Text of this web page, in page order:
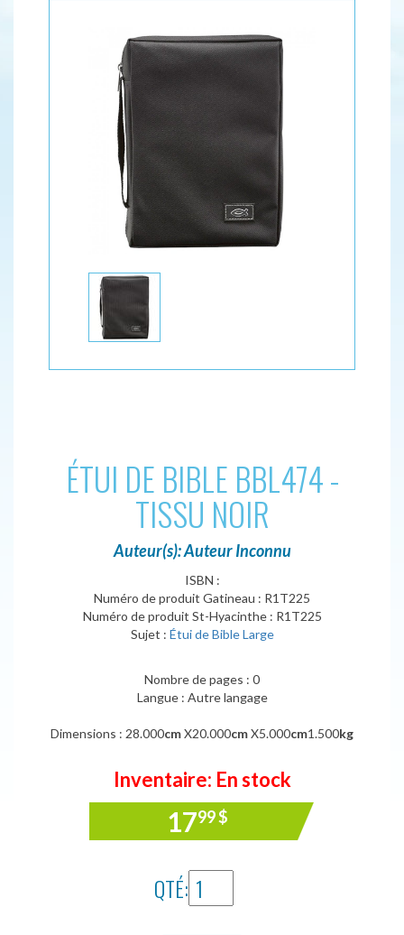
ÉTUI DE BIBLE BBL474 -
TISSU NOIR
Auteur(s): Auteur Inconnu
ISBN :
Numéro de produit Gatineau : R1T225
Numéro de produit St-Hyacinthe : R1T225
Sujet : Étui de Bible Large
Nombre de pages : 0
Langue : Autre langage
Dimensions : 28.000cmX20.000cmX5.000cm1.500kg
Inventaire: En stock
1799$
QTÉ: